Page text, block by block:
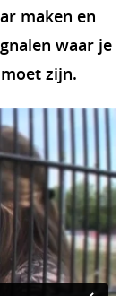
maken en
waar je
zijn.